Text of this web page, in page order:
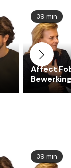
39 min
Affect
39 min